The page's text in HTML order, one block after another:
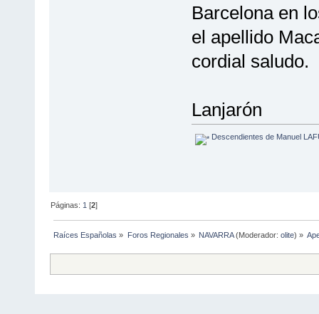
Barcelona en
el apellido
cordial saludo.
Lanjarón
Descendientes de Manuel
Páginas: 1 [2]
Raíces Españolas » Foros Regionales » NAVARRA(Moderador: olite) »